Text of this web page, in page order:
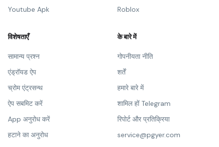
Youtube Apk
Roblox
विशेषताएँ
सामान्य प्रश्न
एंड्रॉयड ऐप
च्रोम एंट्रसन्थ
ऐप सबमिट करें
App अनुरोध करें
हटाने का अनुरोध
के बारे में
गोपनीयता नीति
शर्तें
हमारे बारे में
शामिल हों Telegram
रिपोर्ट और प्रतिक्रिया
service@pgyer.com